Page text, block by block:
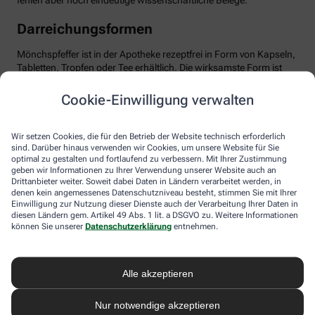
Cookie-Einwilligung verwalten
Wir setzen Cookies, die für den Betrieb der Website technisch erforderlich
sind. Darüber hinaus verwenden wir Cookies, um unsere Website für Sie
optimal zu gestalten und fortlaufend zu verbessern. Mit Ihrer Zustimmung
geben wir Informationen zu Ihrer Verwendung unserer Website auch an
Drittanbieter weiter. Soweit dabei Daten in Ländern verarbeitet werden, in
denen kein angemessenes Datenschutzniveau besteht, stimmen Sie mit Ihrer
Einwilligung zur Nutzung dieser Dienste auch der Verarbeitung Ihrer Daten in
diesen Ländern gem. Artikel 49 Abs. 1 lit. a DSGVO zu. Weitere Informationen
können Sie unserer Datenschutzerklärung entnehmen.
Alle akzeptieren
Nur notwendige akzeptieren
Darreichungsformen
Mönchspfeffer ist in der Apotheke rezeptfrei in Form von Kapseln,
Tabletten, Tropfen oder Tee erhältlich. Die wirksamste Form ist
mg pro Tag. Wichtig: Man sollte Geduld haben und das Präparat
mindestens über drei Menstruationszyklen einnehmen, bis sich
Regel gut verträglich. Dennoch sollten Sie die Anwendung ärztlich
besprechen, besonders bei gleichzeitiger Einnahme von
Medikamenten, die auf Dopamin-Rezeptoren wirken,
beispielsweise bei psychischen Erkrankungen. Ebenso sollte
Mönchspfeffer nicht in Schwangerschaft oder Stillzeit
eingenommen werden, da er u.a. die Milchproduktion stören
kann.